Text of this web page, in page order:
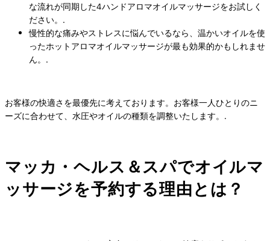
な流れが同期した4ハンドアロマオイルマッサージをお試しく
ださい。.
慢性的な痛みやストレスに悩んでいるなら、温かいオイルを使
ったホットアロマオイルマッサージが最も効果的かもしれませ
ん。.
お客様の快適さを最優先に考えております。お客様一人ひとりのニ
ーズに合わせて、水圧やオイルの種類を調整いたします。.
マッカ・ヘルス＆スパでオイルマ
ッサージを予約する理由とは？